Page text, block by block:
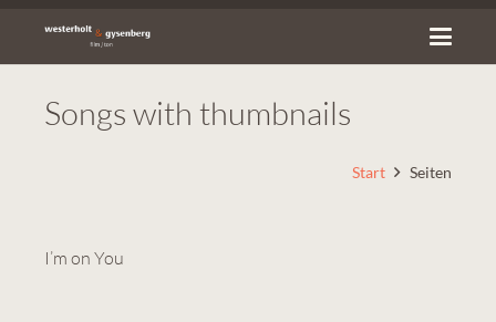
Songs with thumbnails
Start Seiten
I’m on You